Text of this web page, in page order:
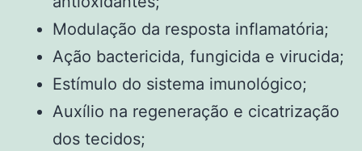
Modulação da resposta inflamatória;
Ação bactericida, fungicida e virucida;
Estímulo do sistema imunológico;
Auxílio na regeneração e cicatrização
dos tecidos;